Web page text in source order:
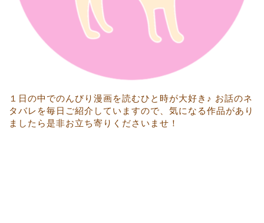
１日の中でのんびり漫画を読むひと時が大好き♪ お話のネ
タバレを毎日ご紹介していますので、気になる作品があり
ましたら是非お立ち寄りくださいませ！